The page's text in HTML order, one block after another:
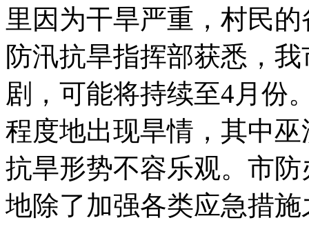
里因为干旱严重，村民
防汛抗旱指挥部获悉，
剧，可能将持续至4月份
程度地出现旱情，其中
抗旱形势不容乐观。市
地除了加强各类应急措